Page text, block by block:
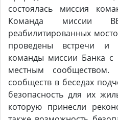
состоялась миссия
Команда миссии
реабилитированных
проведены встречи и
команды миссии Банка
местным сообществом.
сообществ в беседах
безопасность для их
которую принесли